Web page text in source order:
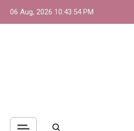
06 Aug, 2026 10:43:55 PM